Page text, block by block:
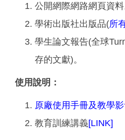
公開網際網路網頁資料
學術出版社出版品(所
學生論文報告(全球
存的文獻)。
使用說明：
原廠使用手冊及教學
教育訓練講義[LINK]